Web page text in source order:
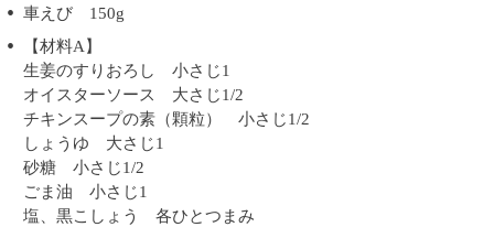
車えび 150g
【材料A】
生姜のすりおろし 小さじ1
オイスターソース 大さじ1/2
チキンスープの素（顆粒） 小さじ1/2
しょうゆ 大さじ1
砂糖 小さじ1/2
ごま油 小さじ1
塩、黒こしょう 各ひとつまみ